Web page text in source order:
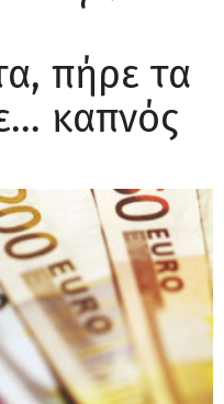
πήρε τα
καπνός